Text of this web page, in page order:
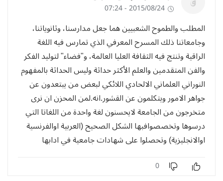
2015/08/24 - 07:24
المطلب والطموح الشعبيين هما‮ ‬جعل مدارسنا،‮ ‬وثانوياتنا،‮
‬وجامعاتنا ذلك المسرح المعرفي‮ ‬الذي‮ ‬تمارس فيه اللغة
الراقية وتنتج فيه الثقافة العليا العالمة،‮ و"فضاء‮" ‬لتوليد الفكر
والفن المتقدمين والعلم الأكثر حداثة وليس الحداثة بالمفهوم
النوراني العلماني الالحادي اللائكي لبعض من يبتعدون عن
جواهر الامور ويتكلمون عن القشور.انه.لمن المحزن ان نرى
متخرجون من الجامعة لايحسنون لغة واحدة من اللغاتا التي
درسوها وتخصصوافبها الشكل الصحيح (العربية اوالفرنسية
اوالانجليزية) وتحصلوا على شهادات جامعية في ادابها
0